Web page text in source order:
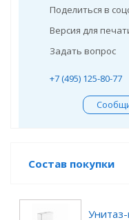
Поделиться в
Версия для
Задать вопрос
+7 (495) 125-80-77
Состав покупки